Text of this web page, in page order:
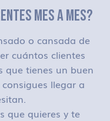
MES A MES?
o cansada de
cuántos clientes
que tienes un buen
llegar a
que quieres y te